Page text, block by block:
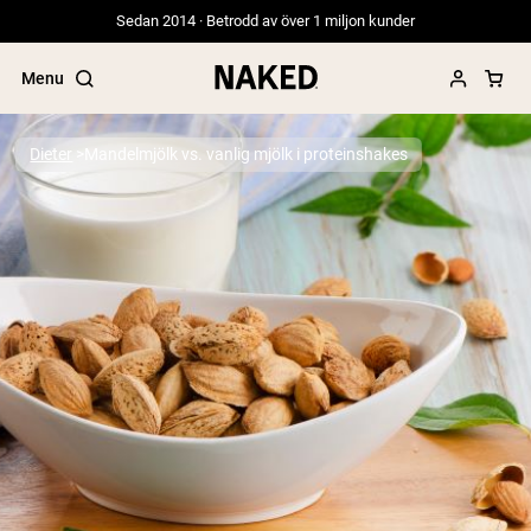
Sedan 2014 · Betrodd av över 1 miljon kunder
Menu
Populära söktermer
”Protein Powder“
”Overnight Oats“
”Vegan protein“
”Collagen“
”Micellar Casein“
PROTEIN POWDERSBest Seller
Gräsbetat vassleprotein
Vassleisolat från gräsbetande djur
Getproteinpulver från get
Dieter Mandelmjölk vs. vanlig mjölk i proteinshakes